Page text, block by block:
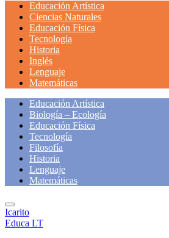
Educación Artística
Ciencias Naturales
Educación Física
Tecnología
Historia
Inglés
Lenguaje
Matemáticas
Educación Artística
Biología – Ecología
Educación Física
Tecnología
Filosofía
Historia
Lenguaje
Matemáticas
Icarito
Educa LT